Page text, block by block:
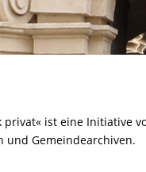
privat« ist eine Initiative
und Gemeindearchiven.